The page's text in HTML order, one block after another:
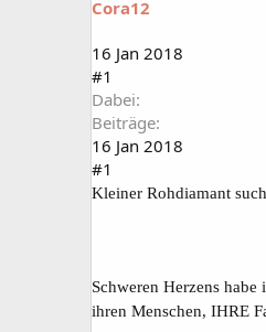
a
t
r
m
Cora12
16 Jan 2018
#1
Dabei
Beiträge
16 Jan 2018
#1
Kleiner Rohdiamant
Schweren Herzens
ihren Menschen, IHRE